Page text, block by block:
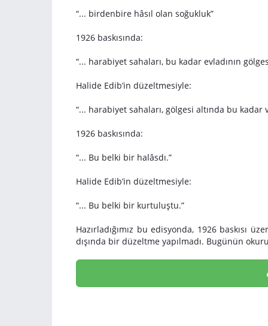
“... birdenbire hâsıl olan soğukluk”
1926 baskısında:
“... harabiyet sahaları, bu kadar evladının
Halide Edib’in düzeltmesiyle:
“... harabiyet sahaları, gölgesi altında bu kadar
1926 baskısında:
“... Bu belki bir halâsdı.”
Halide Edib’in düzeltmesiyle:
“... Bu belki bir kurtuluştu.”
Hazırladığımız bu edisyonda, 1926 baskısı
dışında bir düzeltme yapılmadı. Bugünün